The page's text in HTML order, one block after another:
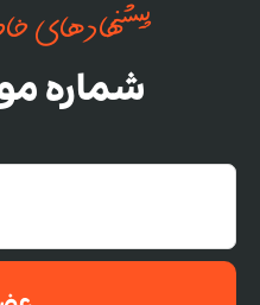
پیشنهادهای
شماره